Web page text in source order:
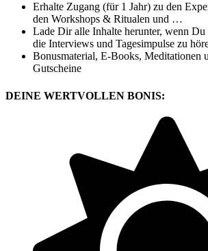
Erhalte Zugang (für 1 Jahr) zu den
den Workshops & Ritualen und …
Lade Dir alle Inhalte herunter, wenn Du
die Interviews und Tagesimpulse zu
Bonusmaterial, E-Books, Meditationen
Gutscheine
DEINE WERTVOLLEN BONIS: